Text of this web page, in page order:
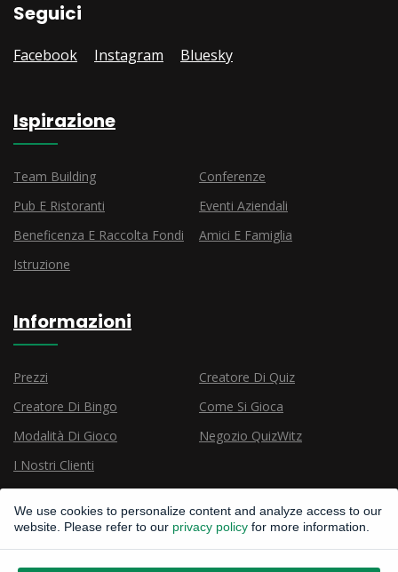
Seguici
Facebook Instagram Bluesky
Ispirazione
Team Building
Conferenze
Pub E Ristoranti
Eventi Aziendali
Beneficenza E Raccolta Fondi
Amici E Famiglia
Istruzione
Informazioni
Prezzi
Creatore Di Quiz
Creatore Di Bingo
Come Si Gioca
Modalità Di Gioco
Negozio QuizWitz
I Nostri Clienti
We use cookies to personalize content and analyze access to our
website. Please refer to our privacy policy for more information.